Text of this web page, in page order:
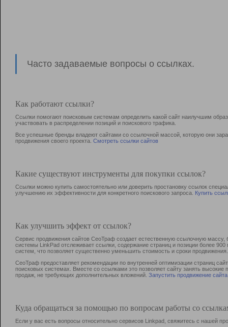
Часто задаваемые вопросы о ссылках.
Как работают ссылки?
Ссылки помогают поисковым системам определить какой сайт наилучшим
участвовать в раcпределении позиций и поискового трафика.
Все успешные бренды владеют сайтами со ссылочной массой, которую они
продвижения своего проекта. Смотреть ссылки сайтов
Какие существуют инструменты для покупки ссылок?
Ссылки можно купить самостоятельно или доверить простановку ссылок
улучшению их эффективности для конкретного поискового запроса. Купить
Как улучшить эффект от ссылок?
Сервис продвижения сайтов СеоТраф создает естественную ссылочную
системы LinkPad отслеживает ссылки, содержание страниц и позиции более
систем, что позволяет существенно уменьшить стоимость и сроки продвижения.
СеоТраф предоставляет рекомендации по внутренней оптимизации страниц
поисковых системах. Вместе со ссылками это позволяет сайту занять
продаж, не требующих дополнительных вложений. Запустить продвижение сайта
Куда обращаться за помощью по вопросам работы со
Если у вас есть вопросы относительно сервисов Linkpad, свяжитесь с нашей